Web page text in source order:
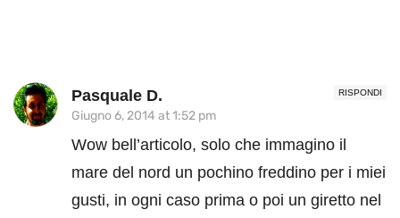
RISPONDI
Pasquale D.
Giugno 6, 2014 at 1:52 pm
Wow bell’articolo, solo che immagino il
mare del nord un pochino freddino per i miei
gusti, in ogni caso prima o poi un giretto nel